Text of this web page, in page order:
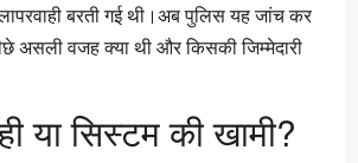
बरती गई थी।अब पुलिस यह जांच कर
असली वजह क्या थी और किसकी जिम्मेदारी
या सिस्टम की खामी?